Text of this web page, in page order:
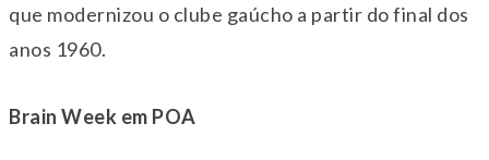
que modernizou o clube gaúcho a partir do final dos
anos 1960.
Brain Week em POA